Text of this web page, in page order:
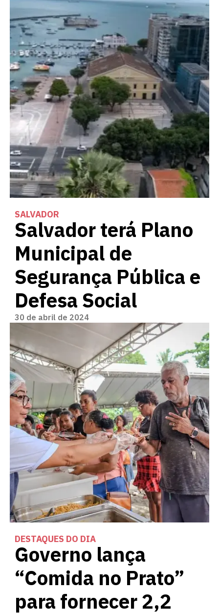
SALVADOR
Salvador terá Plano
Municipal de
Segurança Pública e
Defesa Social
30 de abril de 2024
DESTAQUES DO DIA
Governo lança
“Comida no Prato”
para fornecer 2,2